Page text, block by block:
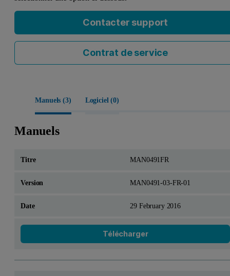
Contacter support
Contrat de service
Manuels (3) Logiciel (0)
Manuels
MAN0491FR
MAN0491-03-FR-01
29 February 2016
Télécharger